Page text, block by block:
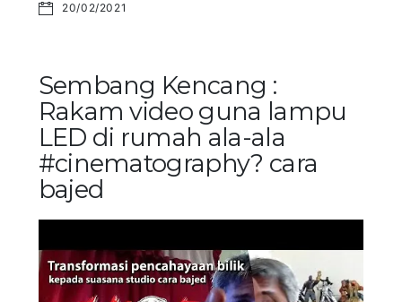
20/02/2021
Sembang Kencang :
Rakam video guna lampu
LED di rumah ala-ala
#cinematography? cara
bajed